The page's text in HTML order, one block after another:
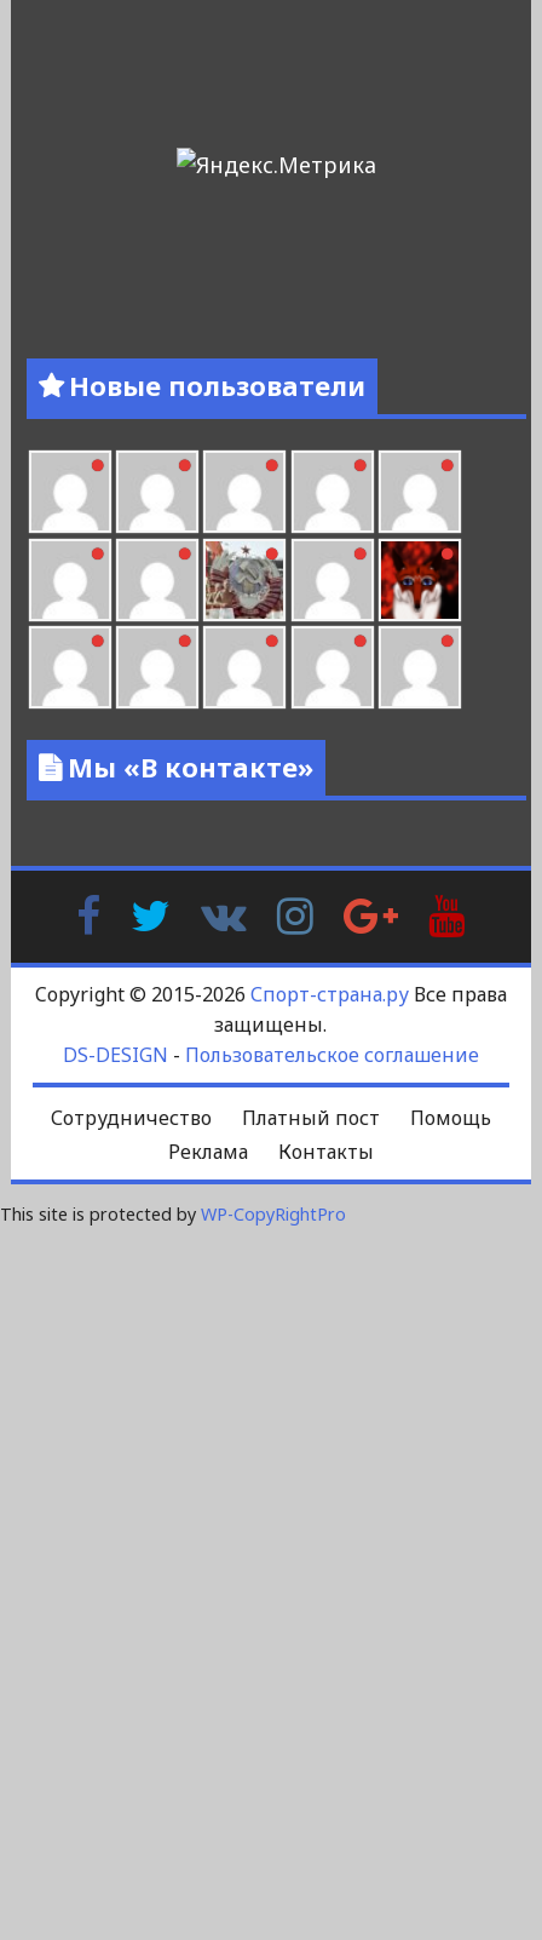
Новые пользователи
Мы «В контакте»
FacebookTwitter
Контакте
InstagramGoogle
Plus
Copyright © 2015-2026 Спорт-страна.руВсе права
защищены.
DS-DESIGN - Пользовательское соглашение
Сотрудничество Платный пост
Помощь
Реклама
Контакты
This site is protected by WP-CopyRightPro